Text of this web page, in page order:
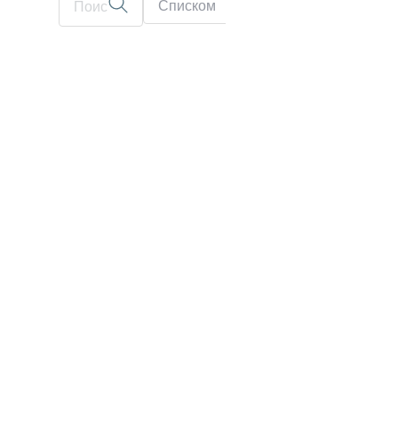
Списком